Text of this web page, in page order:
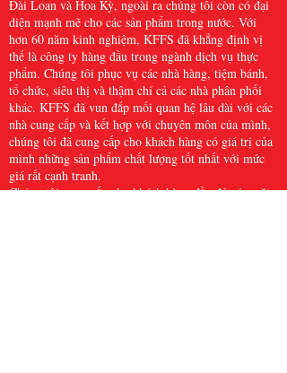
Đài Loan và Hoa Kỳ, ngoài ra chúng tôi còn có đại
diện mạnh mẽ cho các sản phẩm trong nước. Với
hơn 60 năm kinh nghiệm, KFFS đã khẳng định vị
thế là công ty hàng đầu trong ngành dịch vụ thực
phẩm. Chúng tôi phục vụ các nhà hàng, tiệm bánh,
tổ chức, siêu thị và thậm chí cả các nhà phân phối
khác. KFFS đã vun đắp mối quan hệ lâu dài với các
nhà cung cấp và kết hợp với chuyên môn của mình,
chúng tôi đã cung cấp cho khách hàng có giá trị của
mình những sản phẩm chất lượng tốt nhất với mức
giá rất cạnh tranh.
Chúng tôi cung cấp cho khách hàng đầy đủ các mặt